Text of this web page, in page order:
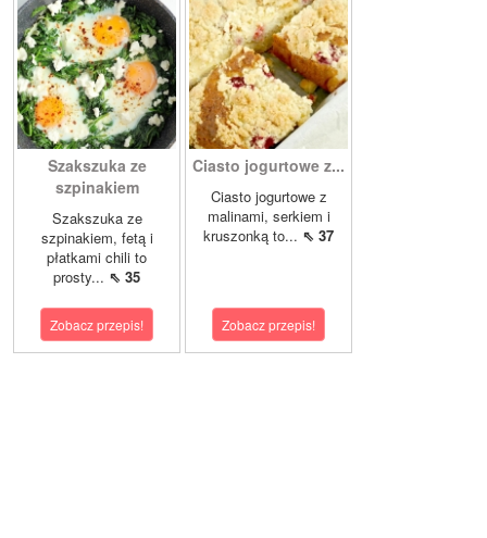
Szakszuka ze
szpinakiem
Szakszuka ze
szpinakiem, fetą i
płatkami chili to
prosty... ⇖ 35
Zobacz przepis!
Ciasto jogurtowe z...
Ciasto jogurtowe z
malinami, serkiem i
kruszonką to... ⇖ 37
Zobacz przepis!